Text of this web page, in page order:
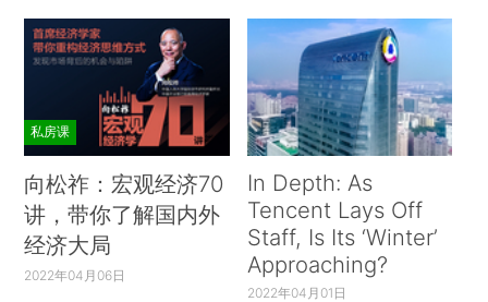
私房课
向松祚：宏观经济70
讲，带你了解国内外
经济大局
2022年04月06日
In Depth: As
Tencent Lays Off
Staff, Is Its ‘Winter’
Approaching?
2022年04月01日